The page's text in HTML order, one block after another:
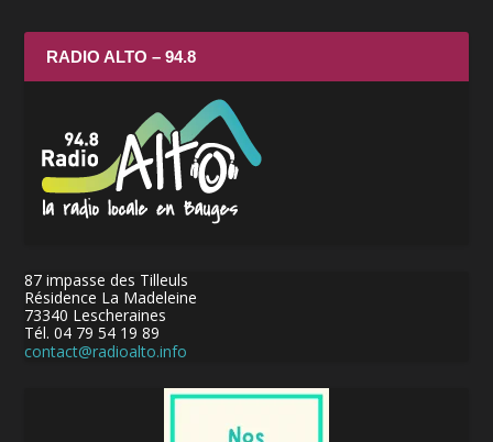
RADIO ALTO – 94.8
87 impasse des Tilleuls
Résidence La Madeleine
73340 Lescheraines
Tél. 04 79 54 19 89
contact@radioalto.info